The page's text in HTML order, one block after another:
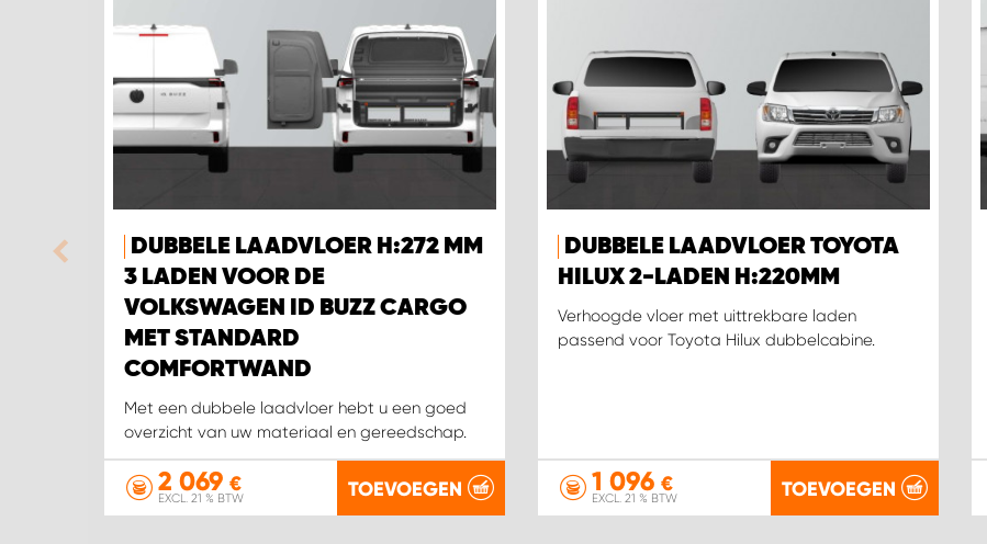
DUBBELE LAADVLOER H:272 MM
3 LADEN VOOR DE
VOLKSWAGEN ID BUZZ CARGO
MET STANDARD
COMFORTWAND
Met een dubbele laadvloer hebt u een goed
overzicht van uw materiaal en gereedschap.
2 069 €
EXCL. 21 % BTW TOEVOEGEN
DUBBELE LAADVLOER TOYOTA
HILUX 2-LADEN H:220MM
Verhoogde vloer met uittrekbare laden
passend voor Toyota Hilux dubbelcabine.
1 096 €
EXCL. 21 % BTW TOEVOEGEN